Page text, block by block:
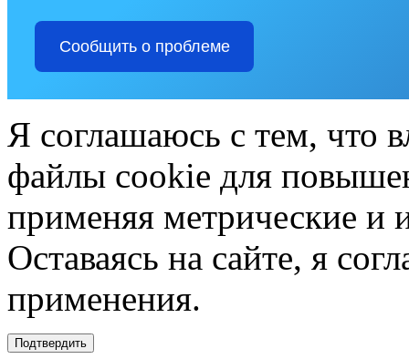
Сообщить о проблеме
Я соглашаюсь с тем, что
файлы cookie для
применяя метрические и
Оставаясь на сайте, я
применения.
Подтвердить